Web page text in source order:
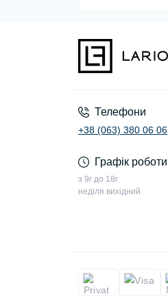
Телефони
+38 (063) 380 06 06
Графік роботи
з 9г до 18г
неділя вихідний